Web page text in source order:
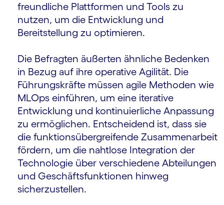
freundliche Plattformen und Tools zu
nutzen, um die Entwicklung und
Bereitstellung zu optimieren.
Die Befragten äußerten ähnliche Bedenken
in Bezug auf ihre operative Agilität. Die
Führungskräfte müssen agile Methoden wie
MLOps einführen, um eine iterative
Entwicklung und kontinuierliche Anpassung
zu ermöglichen. Entscheidend ist, dass sie
die funktionsübergreifende Zusammenarbeit
fördern, um die nahtlose Integration der
Technologie über verschiedene Abteilungen
und Geschäftsfunktionen hinweg
sicherzustellen.